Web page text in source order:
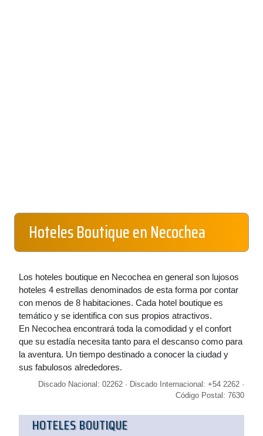
Hoteles Boutique en Necochea
Los hoteles boutique en Necochea en general son lujosos
hoteles 4 estrellas denominados de esta forma por contar
con menos de 8 habitaciones. Cada hotel boutique es
temático y se identifica con sus propios atractivos.
En Necochea encontrará toda la comodidad y el confort
que su estadía necesita tanto para el descanso como para
la aventura. Un tiempo destinado a conocer la ciudad y
sus fabulosos alrededores.
Discado Nacional: 02262 · Discado Internacional: +54 2262 ·
Código Postal: 7630
HOTELES BOUTIQUE